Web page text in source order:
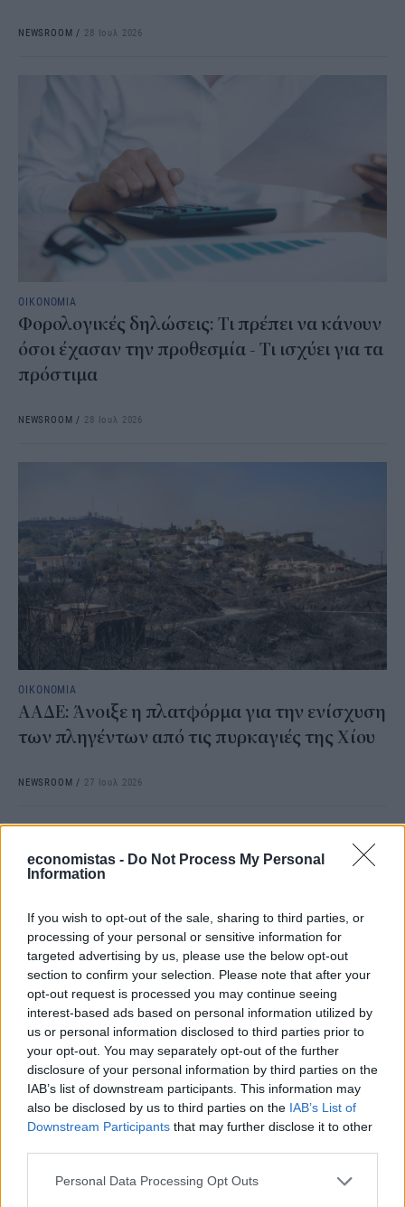
economistas - Do Not Process My Personal
Information
If you wish to opt-out of the sale, sharing to third parties, or
processing of your personal or sensitive information for
targeted advertising by us, please use the below opt-out
section to confirm your selection. Please note that after your
opt-out request is processed you may continue seeing
interest-based ads based on personal information utilized by
us or personal information disclosed to third parties prior to
your opt-out. You may separately opt-out of the further
disclosure of your personal information by third parties on the
IAB’s list of downstream participants. This information may
also be disclosed by us to third parties on the IAB’s List of
Downstream Participants that may further disclose it to other
Personal Data Processing Opt Outs
NEWSROOM / 28 Ιουλ 2026
ΟΙΚΟΝΟΜΙΑ
Φορολογικές δηλώσεις: Τι πρέπει να κάνουν
όσοι έχασαν την προθεσμία - Τι ισχύει για τα
πρόστιμα
NEWSROOM / 28 Ιουλ 2026
ΟΙΚΟΝΟΜΙΑ
ΑΑΔΕ: Άνοιξε η πλατφόρμα για την ενίσχυση
των πληγέντων από τις πυρκαγιές της Χίου
NEWSROOM / 27 Ιουλ 2026
ΚΟΙΝΩΝΙΑ
ΑΑΔΕ: Μέχρι 30/7 η υποβολή δηλώσεων
βραχυχρόνιας διαμονής για τον Ιούνιο